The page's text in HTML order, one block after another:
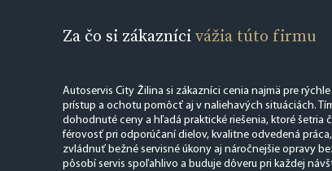
Za čo si zákaznícivážia túto firmu
Autoservis City Žilina si zákazníci cenia najmä pre
prístup a ochotu pomôcť aj v naliehavých situáciách.
dohodnuté ceny a hľadá praktické riešenia, ktoré šetria
férovosť pri odporúčaní dielov, kvalitne odvedená
zvládnuť bežné servisné úkony aj náročnejšie opravy
pôsobí servis spoľahlivo a buduje dôveru pri každej